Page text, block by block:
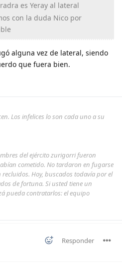
es Yeray al lateral
con la duda Nico por
alguna vez de lateral, siendo
que fuera bien.
Los infelices lo son cada uno a su
del ejército zurigorri fueron
cometido. No tardaron en fugarse
Hoy, buscados todavía por el
de fortuna. Si usted tiene un
pueda contratarlos: el equipo
Responder